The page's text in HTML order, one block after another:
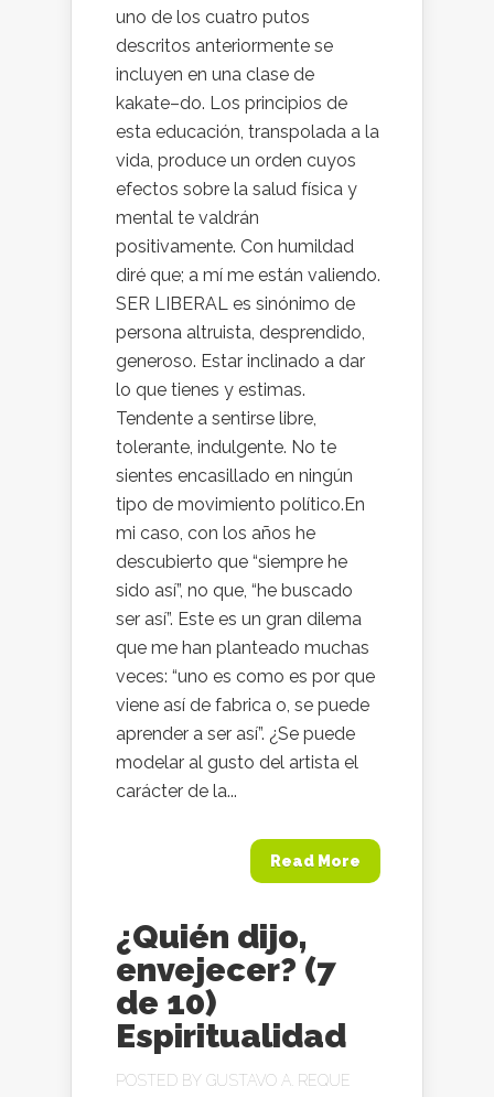
uno de los cuatro putos
descritos anteriormente se
incluyen en una clase de
kakate–do. Los principios de
esta educación, transpolada a la
vida, produce un orden cuyos
efectos sobre la salud física y
mental te valdrán
positivamente. Con humildad
diré que; a mí me están valiendo.
SER LIBERAL es sinónimo de
persona altruista, desprendido,
generoso. Estar inclinado a dar
lo que tienes y estimas.
Tendente a sentirse libre,
tolerante, indulgente. No te
sientes encasillado en ningún
tipo de movimiento político.En
mi caso, con los años he
descubierto que “siempre he
sido así”, no que, “he buscado
ser así”. Este es un gran dilema
que me han planteado muchas
veces: “uno es como es por que
viene así de fabrica o, se puede
aprender a ser así”. ¿Se puede
modelar al gusto del artista el
carácter de la...
Read More
¿Quién dijo,
envejecer? (7
de 10)
Espiritualidad
POSTED BY GUSTAVO A. REQUE